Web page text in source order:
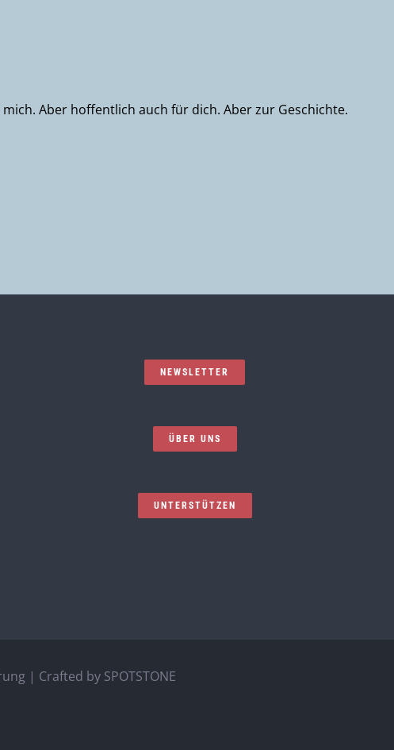
Aber hoffentlich auch für dich. Aber zur Geschichte.
NEWSLETTER
ÜBER UNS
UNTERSTÜTZEN
| Crafted by SPOTSTONE